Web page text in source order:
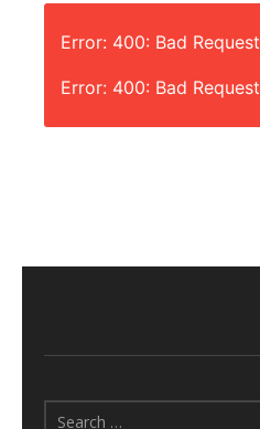
Error: 400: Bad Request
Error: 400: Bad Request